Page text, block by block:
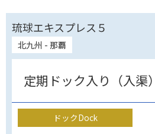
琉球エキスプレス５
北九州 - 那覇
定期ドック入り（入渠
ドックDock